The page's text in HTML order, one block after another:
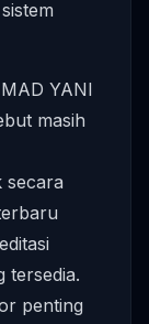
YANI
masih
secara
tersedia.
penting